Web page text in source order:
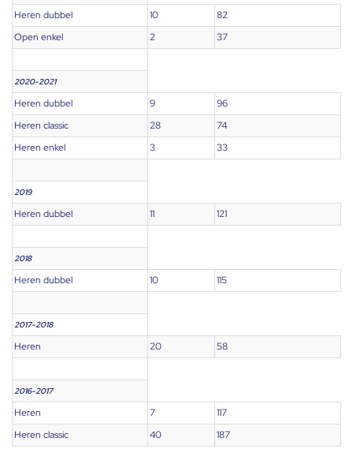
Heren dubbel 10
82
Open enkel
2 37
2020-2021
Heren dubbel 9
96
Heren classic
28
74
Heren enkel
3 33
2019
Heren dubbel 11 121
2018
Heren dubbel 10 115
2017-2018
Heren 20 58
2016-2017
Heren 7
117
Heren classic
40 187